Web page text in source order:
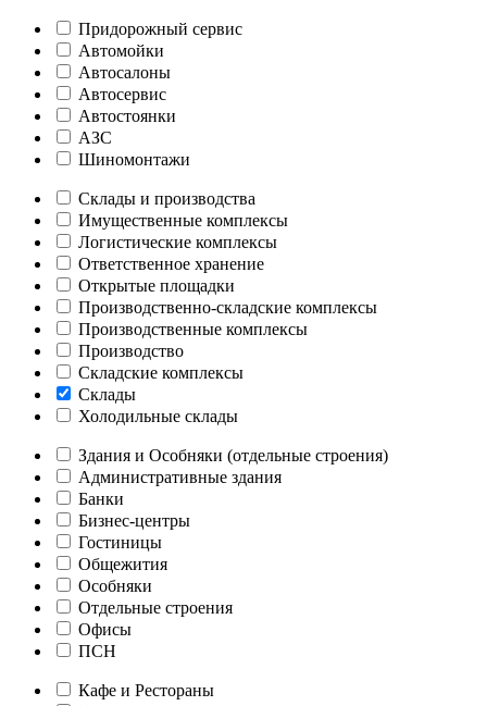
Придорожный сервис
Автомойки
Автосалоны
Автосервис
Автостоянки
АЗС
Шиномонтажи
Склады и производства
Имущественные комплексы
Логистические комплексы
Ответственное хранение
Открытые площадки
Производственно-складские комплексы
Производственные комплексы
Производство
Складские комплексы
Склады
Холодильные склады
Здания и Особняки (отдельные строения)
Административные здания
Банки
Бизнес-центры
Гостиницы
Общежития
Особняки
Отдельные строения
Офисы
ПСН
Кафе и Рестораны